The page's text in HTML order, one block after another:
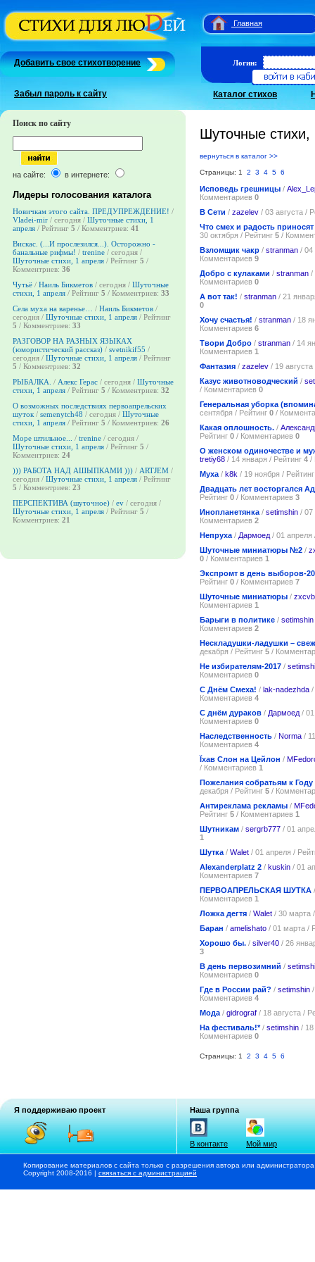
Главная
Добавить свое стихотворение
Забыл пароль к сайту
Логин:
Каталог стихов
Поиск по сайту
на сайте: в интернете:
Лидеры голосования каталога
Новичкам этого сайта. ПРЕДУПРЕЖДЕНИЕ! /
Vladei-mir / сегодня / Шуточные стихи, 1
апреля / Рейтинг 5 / Комментриев: 41
Вискас. (...И прослезился...). Осторожно -
банальные рифмы! / trenine / сегодня /
Шуточные стихи, 1 апреля / Рейтинг 5 /
Комментриев: 36
Чутьё / Наиль Бикметов / сегодня / Шуточные
стихи, 1 апреля / Рейтинг 5 / Комментриев: 33
Села муха на варенье…
/ Наиль Бикметов /
сегодня / Шуточные стихи, 1 апреля / Рейтинг
5 / Комментриев: 33
РАЗГОВОР НА РАЗНЫХ ЯЗЫКАХ
(юмористический рассказ) / svetnikif55 /
сегодня / Шуточные стихи, 1 апреля / Рейтинг
5 / Комментриев: 32
РЫБАЛКА. / Алекс Герас / сегодня / Шуточные
стихи, 1 апреля / Рейтинг 5 / Комментриев: 32
О возможных последствиях первоапрельских
шуток / semenytch48 / сегодня / Шуточные
стихи, 1 апреля / Рейтинг 5 / Комментриев: 26
Море штильное...
/ trenine / сегодня /
Шуточные стихи, 1 апреля / Рейтинг 5 /
Комментриев: 24
))) РАБОТА НАД АШЫПКАМИ ))) / ARTJEM /
сегодня / Шуточные стихи, 1 апреля / Рейтинг
5 / Комментриев: 23
ПЕРСПЕКТИВА (шуточное) / ev / сегодня /
Шуточные стихи, 1 апреля / Рейтинг 5 /
Комментриев: 21
Шуточные стихи,
вернуться в каталог >>
Страницы: 1 2 3 4 5 6
Исповедь грешницы /
Комментариев 0
В Сети / zazelev / 03 августа /
Что смех и радость
30 октября / Рейтинг 5 /
Взломщик чакр / stranman / 04
Комментариев 9
Добро с кулаками / stranman /
Комментариев 0
А вот так! / stranman / 21
0
Хочу счастья! / stranman / 18
Комментариев 6
Твори Добро / stranman / 14
Комментариев 1
Фантазия / zazelev / 19
Казус животноводческий /
/ Комментариев 0
Генеральная уборка
сентября / Рейтинг 0 /
Какая оплошность. /
Рейтинг 0 / Комментариев 0
О женском одиночестве и
tretiy68 / 14 января / Рейтинг 4 /
Муха / k8k / 19 ноября /
Двадцать лет восторгался
Рейтинг 0 / Комментариев 3
Инопланетянка / setimshin / 07
Комментариев 2
Непруха / Дармоед / 01 апреля
Шуточные миниатюры №2 /
0 / Комментариев 1
Экспромт в день выборов-
Рейтинг 0 / Комментариев 7
Шуточные миниатюры /
Комментариев 1
Барыги в политике / setimshin
Комментариев 2
Нескладушки-ладушки –
декабря / Рейтинг 5 /
Не избирателям-2017 /
Комментариев 0
С Днём Смеха! / lak-nadezhda /
Комментариев 4
С днём дураков / Дармоед /
Комментариев 0
Наследственность / Norma /
Комментариев 4
Їхав Слон на Цейлон /
/ Комментариев 1
Пожелания собратьям к Году
декабря / Рейтинг 5 /
Антиреклама рекламы /
Рейтинг 5 / Комментариев 1
Шутникам / sergrb777 / 01
1
Шутка / Walet / 01 апреля /
Alexanderplatz 2 / kuskin / 01
Комментариев 7
ПЕРВОАПРЕЛЬСКАЯ ШУТКА
Комментариев 1
Ложка дегтя / Walet / 30 марта
Баран / amelishato / 01 марта /
Хорошо бы. / silver40 / 26
3
В день первозимний /
Комментариев 0
Где в России рай? / setimshin
Комментариев 4
Мода / gidrograf / 18 августа /
На фестиваль!*/ setimshin / 18
Комментариев 0
Страницы: 1 2 3 4 5 6
Я поддерживаю проект Наша группа
В контакте Мой мир
Копирование материалов с сайта только с разрешения автора или
Copyright 2008-2016 | связаться с администрацией